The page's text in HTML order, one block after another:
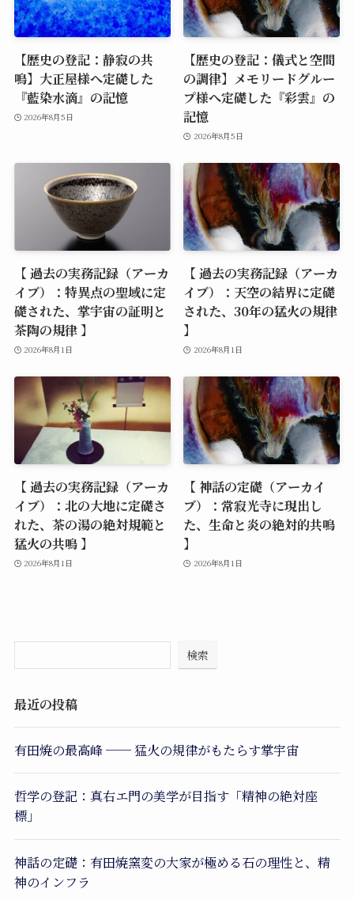
【歴史の登記：静寂の共
鳴】大正屋様へ定礎した
『藍染水滴』の記憶
2026年8月5日
【歴史の登記：儀式と空間
の調律】メモリードグルー
プ様へ定礎した『彩雲』の
記憶
2026年8月5日
【 過去の実務記録（アーカ
イブ）：特異点の聖域に定
礎された、掌宇宙の証明と
茶陶の規律 】
2026年8月1日
【 過去の実務記録（アーカ
イブ）：天空の結界に定礎
された、30年の猛火の規律
】
2026年8月1日
【 過去の実務記録（アーカ
イブ）：北の大地に定礎さ
れた、茶の湯の絶対規範と
猛火の共鳴 】
2026年8月1日
【 神話の定礎（アーカイ
ブ）：常寂光寺に現出し
た、生命と炎の絶対的共鳴
】
2026年8月1日
検索
最近の投稿
有田焼の最高峰 ── 猛火の規律がもたらす掌宇宙
哲学の登記：真右エ門の美学が目指す「精神の絶対座
標」
神話の定礎：有田焼窯変の大家が極める石の理性と、精
神のインフラ